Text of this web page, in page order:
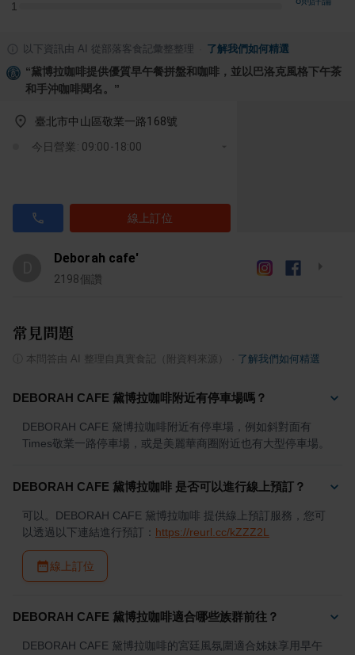
1
1 星：0 則評論
以下資訊由 AI 從部落客食記彙整整理 了解我們如何精選
“黛博拉咖啡提供優質早午餐拼盤和咖啡，並以巴洛克風格下午茶
和手沖咖啡聞名。 ”
臺北市中山區敬業一路168號
今日營業: 09:00-18:00
線上訂位
Deborah cafe'
2198個讚
常見問題
本問答由 AI 整理自真實食記（附資料來源） 了解我們如何精選
DEBORAH CAFE 黛博拉咖啡附近有停車場嗎？
DEBORAH CAFE 黛博拉咖啡附近有停車場，例如斜對面有
Times敬業一路停車場，或是美麗華商圈附近也有大型停車場。
DEBORAH CAFE 黛博拉咖啡 是否可以進行線上預訂？
可以。DEBORAH CAFE 黛博拉咖啡 提供線上預訂服務，您可
以透過以下連結進行預訂： https://reurl.cc/kZZZ2L
線上訂位
DEBORAH CAFE 黛博拉咖啡適合哪些族群前往？
DEBORAH CAFE 黛博拉咖啡的宮廷風氛圍適合姊妹享用早午